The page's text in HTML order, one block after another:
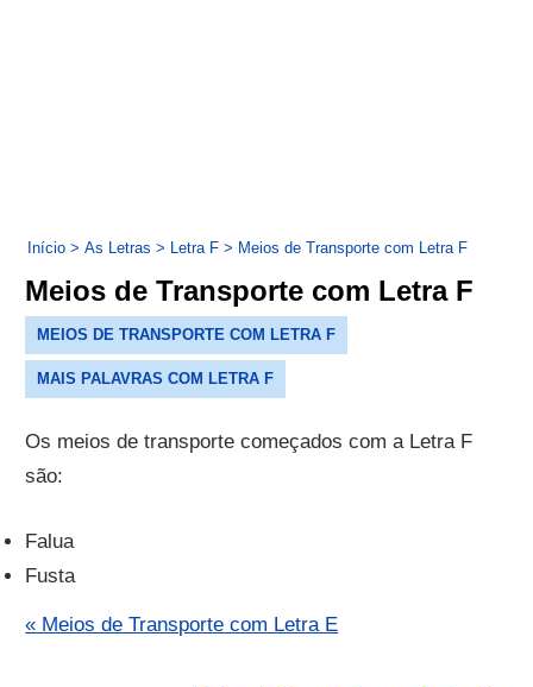
Início > As Letras > Letra F > Meios de Transporte com Letra F
Meios de Transporte com Letra F
MEIOS DE TRANSPORTE COM LETRA F
MAIS PALAVRAS COM LETRA F
Os meios de transporte começados com a Letra F
são:
Falua
Fusta
« Meios de Transporte com Letra E